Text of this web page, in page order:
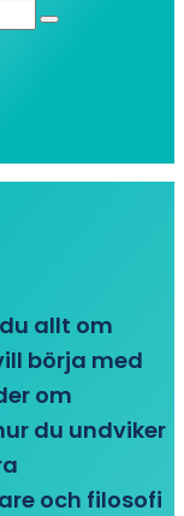
allt om
börja med
om
du undviker
och filosofi